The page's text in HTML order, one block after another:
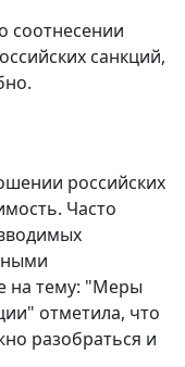
соотнесении
санкций,
российских
Часто
на тему: "Меры
отметила, что
разобраться и